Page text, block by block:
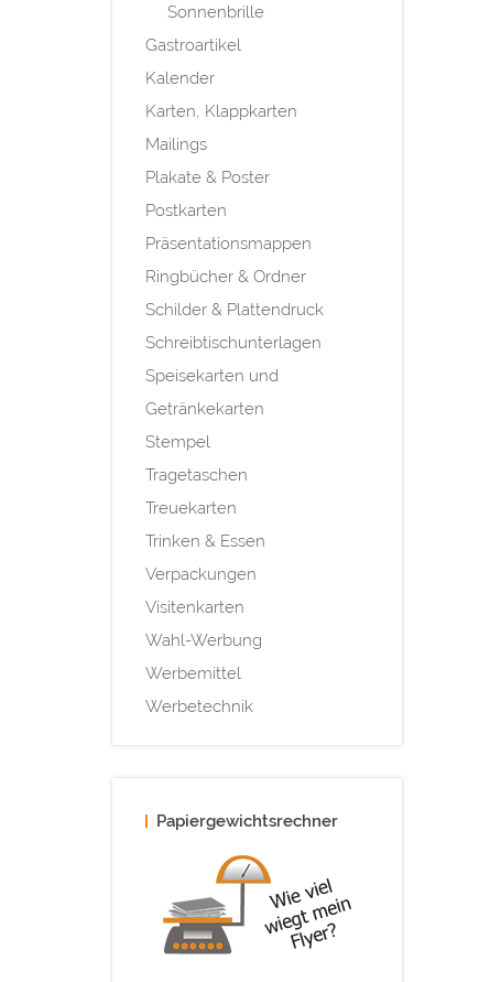
Sonnenbrille
Gastroartikel
Kalender
Karten, Klappkarten
Mailings
Plakate & Poster
Postkarten
Präsentationsmappen
Ringbücher & Ordner
Schilder & Plattendruck
Schreibtischunterlagen
Speisekarten und
Getränkekarten
Stempel
Tragetaschen
Treuekarten
Trinken & Essen
Verpackungen
Visitenkarten
Wahl-Werbung
Werbemittel
Werbetechnik
Papiergewichtsrechner